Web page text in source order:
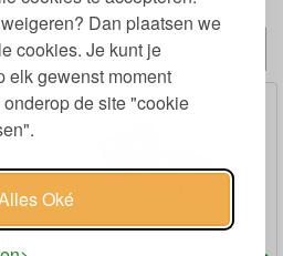
Dan plaatsen we
cookies. Je kunt je
elk gewenst moment
de site "cookie
Oké